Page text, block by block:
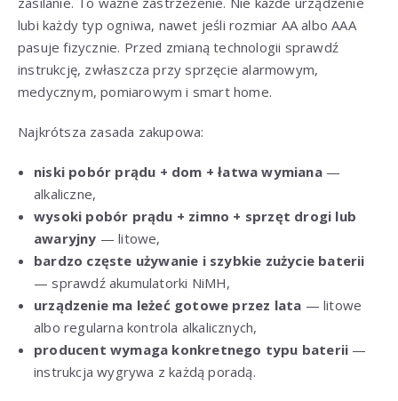
lubi każdy typ ogniwa, nawet jeśli rozmiar AA albo AAA
pasuje fizycznie. Przed zmianą technologii sprawdź
instrukcję, zwłaszcza przy sprzęcie alarmowym,
medycznym, pomiarowym i smart home.
Najkrótsza zasada zakupowa:
niski pobór prądu + dom + łatwa wymiana—
alkaliczne,
wysoki pobór prądu + zimno + sprzęt drogi lub
awaryjny — litowe,
bardzo częste używanie i szybkie zużycie baterii
— sprawdź akumulatorki NiMH,
urządzenie ma leżeć gotowe przez lata — litowe
albo regularna kontrola alkalicznych,
producent wymaga konkretnego typu baterii —
instrukcja wygrywa z każdą poradą.